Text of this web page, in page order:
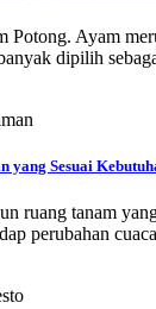
Potong. Ayam
dipilih
yang Sesuai
ruang tanam
perubahan